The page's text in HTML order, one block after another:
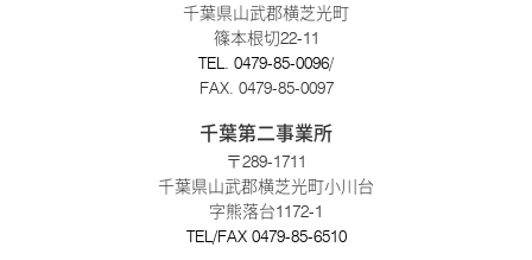
千葉県山武郡横芝光町
篠本根切22-11
TEL. 0479-85-0096/
FAX. 0479-85-0097
千葉第二事業所
〒289-1711
千葉県山武郡横芝光町小川台
字熊落台1172-1
TEL/FAX 0479-85-6510